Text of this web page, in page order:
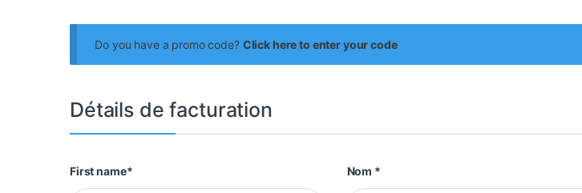
Do you have a promo code? Click here to enter your code
Détails de facturation
First name* Nom *